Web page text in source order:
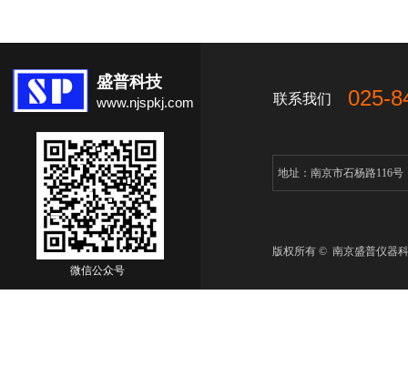
联系我们
版权所有 © 南京盛普仪器
微信公众号
盛普科技
www.njspkj.com 025-
地址：南京市石杨路116